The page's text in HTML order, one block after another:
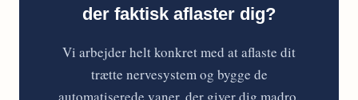
der faktisk aflaster dig?
Vi arbejder helt konkret med at aflaste dit
trætte nervesystem og bygge de
automatiserede vaner, der giver dig madro.